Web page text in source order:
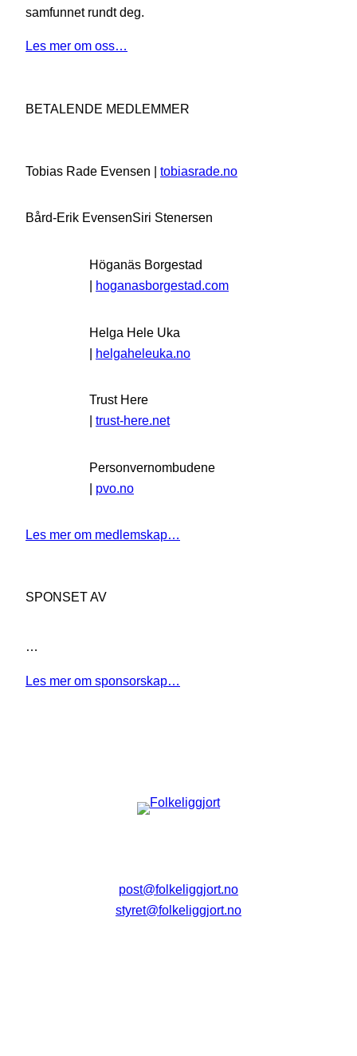
samfunnet rundt deg.
Les mer om oss…
BETALENDE MEDLEMMER
Tobias Rade Evensen | tobiasrade.no
Bård-Erik EvensenSiri Stenersen
Höganäs Borgestad
| hoganasborgestad.com
Helga Hele Uka
| helgaheleuka.no
Trust Here
| trust-here.net
Personvernombudene
| pvo.no
Les mer om medlemskap…
SPONSET AV
…
Les mer om sponsorskap…
post@folkeliggjort.no
styret@folkeliggjort.no